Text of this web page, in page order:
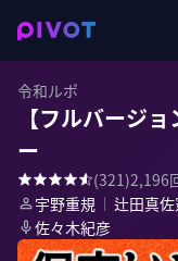
令和ルポ
【フルバージ
ー
(321)2,196
宇野重規 ｜ 辻田真佐
佐々木紀彦